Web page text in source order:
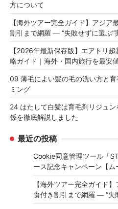
方について
【海外ツアー完全ガイド】アジア
割引まで網羅 ― “失敗せずに選ぶ”
【2026年最新保存版】エアトリ
略ガイド｜海外・国内旅行を最安
09 薄毛によい髪の毛の洗い方と
ミング
24 はたして白髪は育毛剤リジュ
係を徹底解説しました
最近の投稿
Cookie同意管理ツール「
ース記念キャンペーン【ム
【海外ツアー完全ガイド
食付き割引まで網羅 ― “失